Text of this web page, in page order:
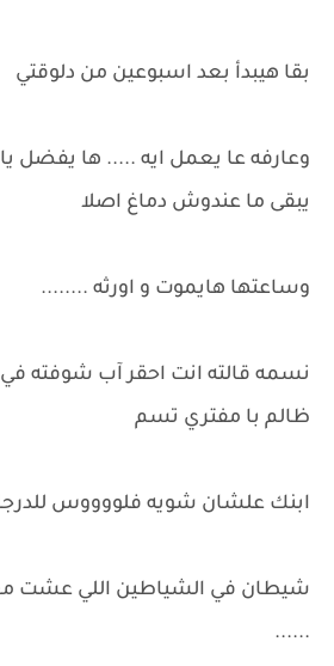
بقا هيبدأ بعد اسبوعين من دلوقتي
وعارفه عا يعمل ايه ..... ها يفضل
يبقى ما عندوش دماغ اصلا
وساعتها هايموت و اورثه ........
نسمه قالته انت احقر آب شوفته في
ظالم با مفتري تسم
ابنك علشان شويه فلووووس
شيطان في الشياطين اللي عشت
......